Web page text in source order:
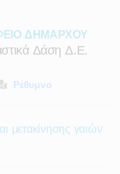
ΔΗΜΑΡΧΟΥ
Δάση Δ.ε.
Ρέθυμνο
μετακίνησης γαιών